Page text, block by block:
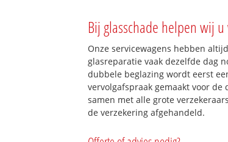
Bij glasschade helpen wij
Onze servicewagens hebben
glasreparatie vaak dezelfde dag
dubbele beglazing wordt eerst
vervolgafspraak gemaakt voor
samen met alle grote
de verzekering afgehandeld.